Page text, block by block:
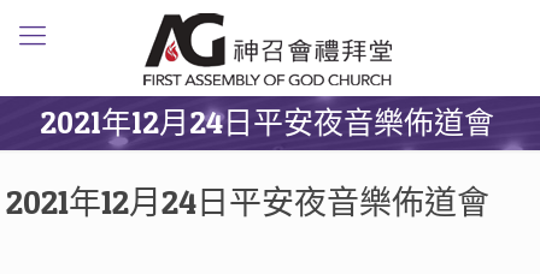
2021年12月24日平安夜音樂佈道會
2021年12月24日平安夜音樂佈道會